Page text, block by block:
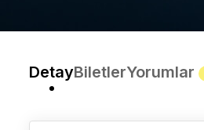
DetayBiletlerYorumlar